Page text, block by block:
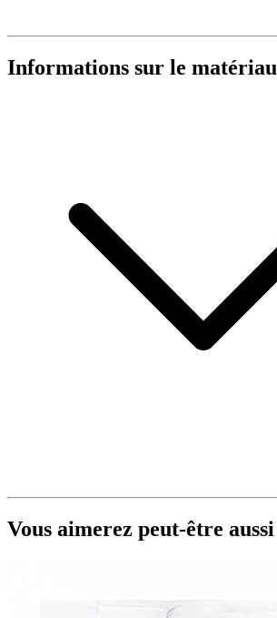
Informations sur le matériau
Vous aimerez peut-être aussi